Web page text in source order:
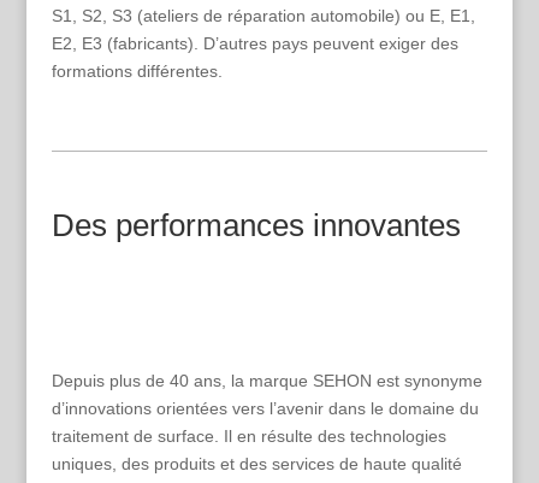
S1, S2, S3 (ateliers de réparation automobile) ou E, E1,
E2, E3 (fabricants). D’autres pays peuvent exiger des
formations différentes.
Des performances innovantes
Depuis plus de 40 ans, la marque SEHON est synonyme
d’innovations orientées vers l’avenir dans le domaine du
traitement de surface. Il en résulte des technologies
uniques, des produits et des services de haute qualité